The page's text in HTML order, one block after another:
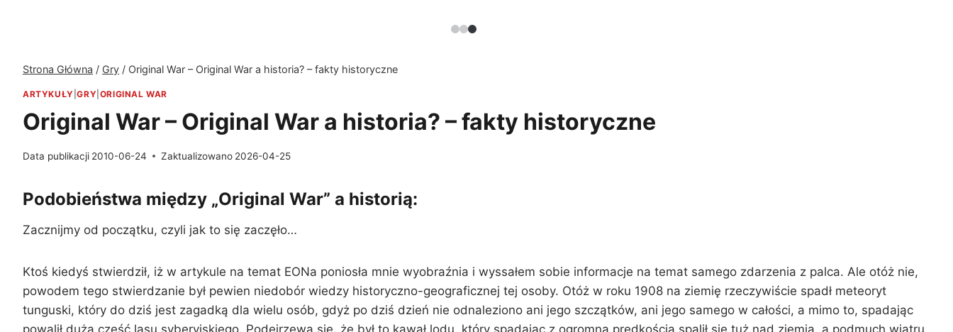
Strona Główna / Gry / Original War – Original War a historia? – fakty historyczne
ARTYKUŁY |GRY ORIGINAL WAR
Original War – Original War a historia? – fakty historyczne
Data publikacji 2010-06-24 Zaktualizowano 2026-04-25
Podobieństwa między „Original War” a historią:
Zacznijmy od początku, czyli jak to się zaczęło…
Ktoś kiedyś stwierdził, iż w artykule na temat EONa poniosła mnie wyobraźnia i wyssałem sobie informacje na temat samego zdarzenia z palca. Ale otóż nie,
powodem tego stwierdzanie był pewien niedobór wiedzy historyczno-geograficznej tej osoby. Otóż w roku 1908 na ziemię rzeczywiście spadł meteoryt
tunguski, który do dziś jest zagadką dla wielu osób, gdyż po dziś dzień nie odnaleziono ani jego szczątków, ani jego samego w całości, a mimo to, spadając
powalił dużą część lasu syberyjskiego. Podejrzewa się, że był to kawał lodu, który spadając z ogromną prędkością spalił się tuż nad ziemią, a podmuch wiatru